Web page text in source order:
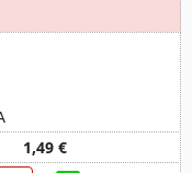
1,49 €